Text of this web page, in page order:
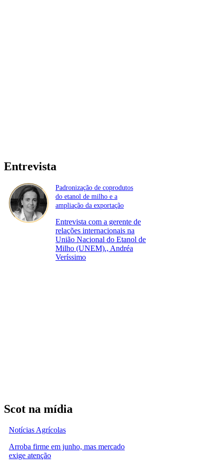
Entrevista
Padronização de coprodutos
do etanol de milho e a
ampliação da exportação
Entrevista com a gerente de
relações internacionais na
União Nacional do Etanol de
Milho (UNEM)., Andréa
Veríssimo
Scot na mídia
Notícias Agrícolas
Arroba firme em junho, mas mercado
exige atenção